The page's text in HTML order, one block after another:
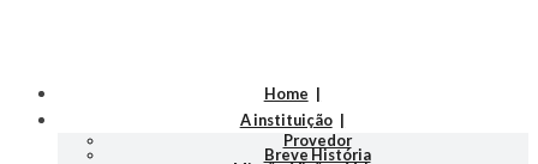
Home
A instituição
Provedor
Breve História